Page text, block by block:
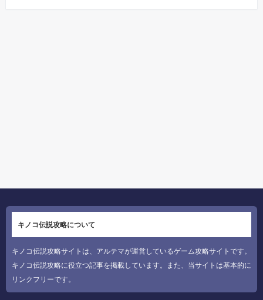
キノコ伝説攻略について
キノコ伝説攻略サイトは、アルテマが運営しているゲーム攻略サイトです。
キノコ伝説攻略に役立つ記事を掲載しています。また、当サイトは基本的に
リンクフリーです。